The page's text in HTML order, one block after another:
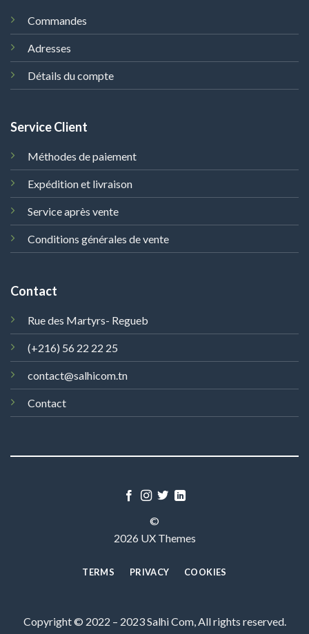
Commandes
Adresses
Détails du compte
Service Client
Méthodes de paiement
Expédition et livraison
Service après vente
Conditions générales de vente
Contact
Rue des Martyrs- Regueb
(+216) 56 22 22 25
contact@salhicom.tn
Contact
©
2026 UX Themes
TERMS PRIVACY COOKIES
Copyright © 2022 – 2023 Salhi Com, All rights reserved.